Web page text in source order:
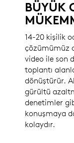
BÜYÜK
14-20 kişilik
çözümümüz
video ile son
toplantı
dönüştürür.
gürültü
denetimler
konuşmaya
kolaydır.